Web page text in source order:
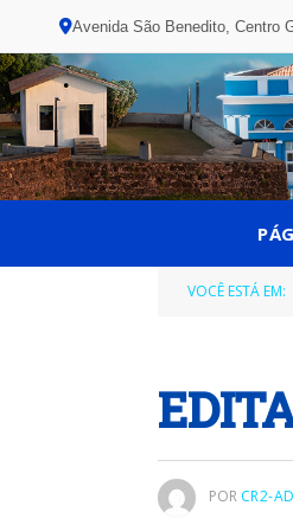
Avenida São Benedito, Centro
VOCÊ ESTÁ EM:
POR CR2-